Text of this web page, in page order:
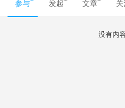
参与 发起 文章
没有内